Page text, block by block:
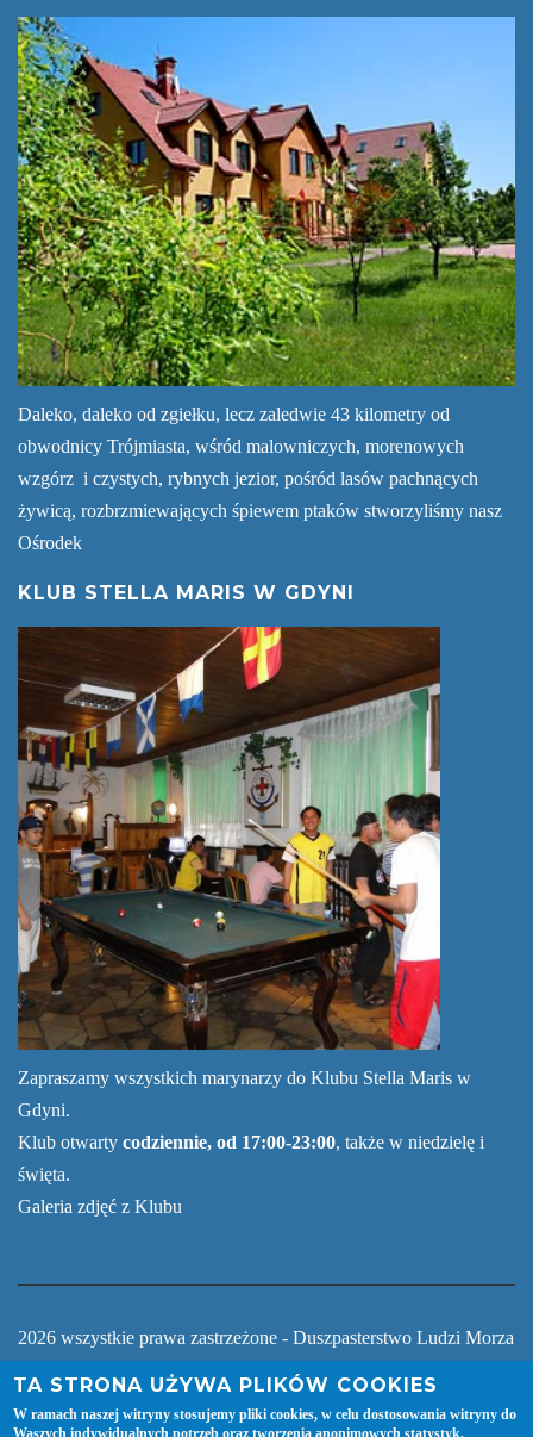
Daleko, daleko od zgiełku, lecz zaledwie 43 kilometry od
obwodnicy Trójmiasta, wśród malowniczych, morenowych
wzgórz i czystych, rybnych jezior, pośród lasów pachnących
żywicą, rozbrzmiewających śpiewem ptaków stworzyliśmy nasz
Ośrodek
KLUB STELLA MARIS W GDYNI
Zapraszamy wszystkich marynarzy do Klubu Stella Maris w
Gdyni.
Klub otwarty codziennie, od 17:00-23:00, także w niedzielę i
święta.
Galeria zdjęć z Klubu
2026 wszystkie prawa zastrzeżone - Duszpasterstwo Ludzi Morza
Centrum Stella Maris Gdynia
TA STRONA UŻYWA PLIKÓW COOKIES
W ramach naszej witryny stosujemy pliki cookies, w celu dostosowania witryny do
Waszych indywidualnych potrzeb oraz tworzenia anonimowych statystyk.